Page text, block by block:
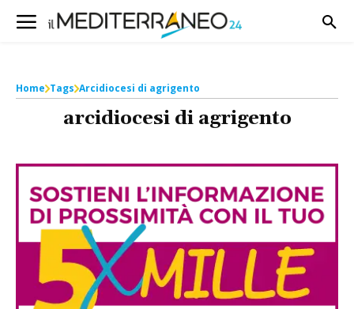
Home Tags Arcidiocesi di agrigento
arcidiocesi di agrigento